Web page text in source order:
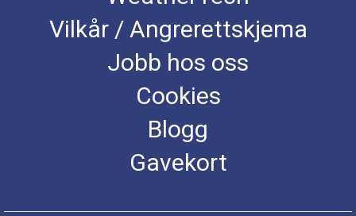
Vilkår / Angrerettskjema
Jobb hos oss
Cookies
Blogg
Gavekort